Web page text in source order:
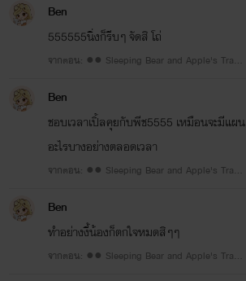
Ben
555555นิ่งก็รีบๆ จัดสิ โถ่
จากตอน: ●● Sleeping Bear and Apple's Trap
Ben
ชอบเวลาเปิ้ลคุยกับพีช5555 เหมือนจะมีแผน
อะไรบางอย่างตลอดเวลา
จากตอน: ●● Sleeping Bear and Apple's Trap
Ben
ทำอย่างงี้น้องก็ตกใจหมดสิๆๆ
จากตอน: ●● Sleeping Bear and Apple's Trap